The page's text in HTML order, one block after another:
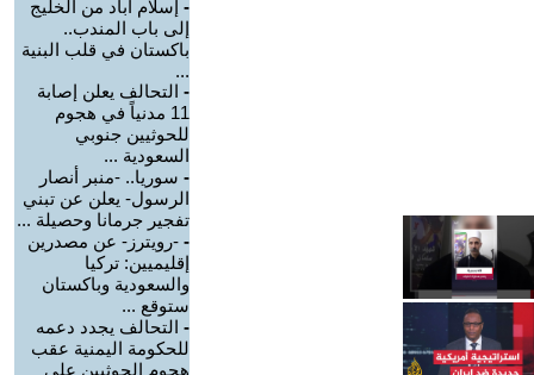
- إسلام آباد من الخليج
إلى باب المندب..
باكستان في قلب البنية
...
- التحالف يعلن إصابة
11 مدنياً في هجوم
للحوثيين جنوبي
السعودية ...
- سوريا.. -منبر أنصار
الرسول- يعلن عن تبني
تفجير جرمانا وحصيلة ...
- -رويترز- عن مصدرين
إقليميين: تركيا
والسعودية وباكستان
ستوقع ...
- التحالف يجدد دعمه
للحكومة اليمنية عقب
هجوم الحوثيين على